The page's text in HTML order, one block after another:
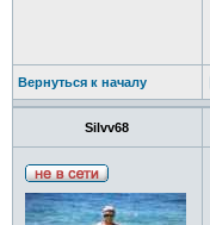
Вернуться к началу
Silvv68